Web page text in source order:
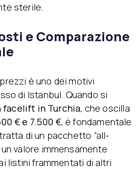
sterile.
e Comparazione
è uno dei motivi
di Istanbul. Quando si
facelift in Turchia, che oscilla
€ e 7.500 €, è fondamentale
di un pacchetto “all-
valore immensamente
listini frammentati di altri